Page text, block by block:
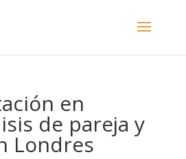
en
de pareja y
Londres